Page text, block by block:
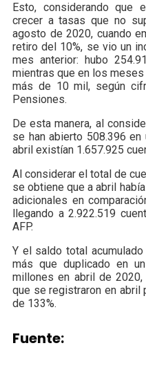
Esto, considerando que
crecer a tasas que no
agosto de 2020, cuando
retiro del 10%, se vio un
mes anterior: hubo
mientras que en los
más de 10 mil, según
Pensiones.
De esta manera, al
se han abierto 508.396 en
abril existían 1.657.925
Al considerar el total de
se obtiene que a abril
adicionales en
llegando a 2.922.519
AFP.
Y el saldo total
más que duplicado en
millones en abril de
que se registraron en abril
de 133%.
Fuente: